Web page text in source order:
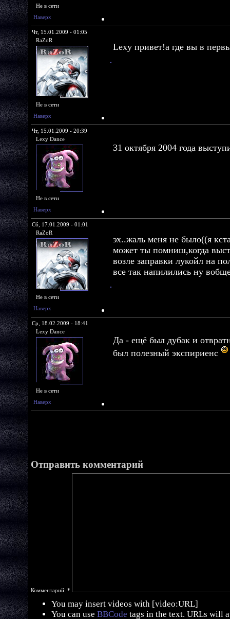
Не в сети
Наверх
Чт, 15.01.2009 - 01:05
RaZoR
Не в сети
Lexy привет!а где вы в
Наверх
Чт, 15.01.2009 - 20:39
Lexy Dance
Не в сети
31 октября 2004 года
Наверх
Сб, 17.01.2009 - 01:01
RaZoR
Не в сети
эх..жаль меня не было((я
может ты помниш,когда
возле заправки лукойл на
все так напилились ну
Наверх
Ср, 18.02.2009 - 18:41
Lexy Dance
Не в сети
Да - ещё был дубак и
был полезный экспириенс
Наверх
Отправить комментарий
Комментарий: *
You may insert videos with [video:URL]
You can use BBCode tags in the text. URLs will